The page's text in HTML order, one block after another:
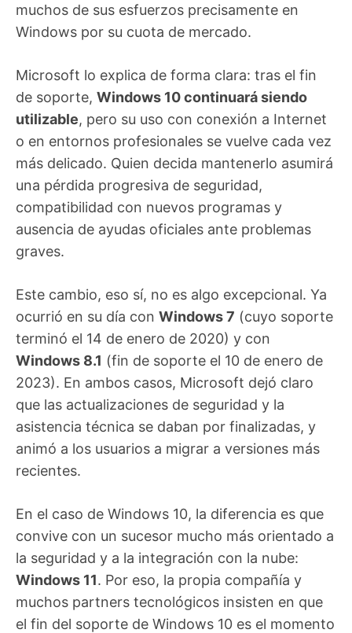
muchos de sus esfuerzos precisamente en
Windows por su cuota de mercado.
Microsoft lo explica de forma clara: tras el fin
de soporte, Windows 10 continuará siendo
utilizable, pero su uso con conexión a Internet
o en entornos profesionales se vuelve cada vez
más delicado. Quien decida mantenerlo asumirá
una pérdida progresiva de seguridad,
compatibilidad con nuevos programas y
ausencia de ayudas oficiales ante problemas
graves.
Este cambio, eso sí, no es algo excepcional. Ya
ocurrió en su día con Windows 7 (cuyo soporte
terminó el 14 de enero de 2020) y con
Windows 8.1 (fin de soporte el 10 de enero de
2023). En ambos casos, Microsoft dejó claro
que las actualizaciones de seguridad y la
asistencia técnica se daban por finalizadas, y
animó a los usuarios a migrar a versiones más
recientes.
En el caso de Windows 10, la diferencia es que
convive con un sucesor mucho más orientado a
la seguridad y a la integración con la nube:
Windows 11. Por eso, la propia compañía y
muchos partners tecnológicos insisten en que
el fin del soporte de Windows 10 es el momento